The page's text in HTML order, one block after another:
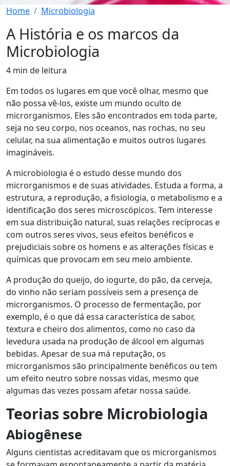
Home Microbiologia
A História e os marcos da
Microbiologia
4 min de leitura
Em todos os lugares em que você olhar, mesmo que
não possa vê-los, existe um mundo oculto de
microrganismos. Eles são encontrados em toda parte,
seja no seu corpo, nos oceanos, nas rochas, no seu
celular, na sua alimentação e muitos outros lugares
imagináveis.
A microbiologia é o estudo desse mundo dos
microrganismos e de suas atividades. Estuda a forma, a
estrutura, a reprodução, a fisiologia, o metabolismo e a
identificação dos seres microscópicos. Tem interesse
em sua distribuição natural, suas relações recíprocas e
com outros seres vivos, seus efeitos benéficos e
prejudiciais sobre os homens e as alterações físicas e
químicas que provocam em seu meio ambiente.
A produção do queijo, do iogurte, do pão, da cerveja,
do vinho não seriam possíveis sem a presença de
microrganismos. O processo de fermentação, por
exemplo, é o que dá essa característica de sabor,
textura e cheiro dos alimentos, como no caso da
levedura usada na produção de álcool em algumas
bebidas. Apesar de sua má reputação, os
microrganismos são principalmente benéficos ou tem
um efeito neutro sobre nossas vidas, mesmo que
algumas das vezes possam afetar nossa saúde.
Teorias sobre Microbiologia
Abiogênese
Alguns cientistas acreditavam que os microrganismos